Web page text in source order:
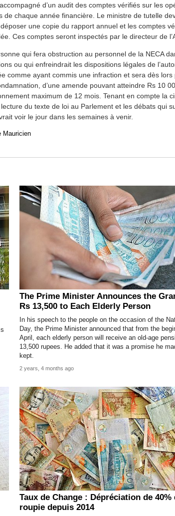
d’un audit des comptes vérifiés sur les
de chaque année financière. Le ministre de tutelle
une copie du rapport annuel et les comptes
Ces comptes seront inspectés par le directeur de
qui fera obstruction au personnel de la NECA
ou qui enfreindrait les dispositions légales de
comme ayant commis une infraction et sera dès lors
d’une amende pouvant atteindre Rs 10
maximum de 12 mois. Tenant en compte la
du texte de loi au Parlement et les débats qui
voir le jour dans les semaines à venir.
Mauricien
The Prime Minister Announces the
Rs 13,500 to Each Elderly Person
In his speech to the people on the occasion of the
Day, the Prime Minister announced that from the
April, each elderly person will receive an old-age
13,500 rupees. He added that it was a promise he
kept.
2 years, 4 months ago
Taux de Change : Dépréciation de 40%
roupie depuis 2014